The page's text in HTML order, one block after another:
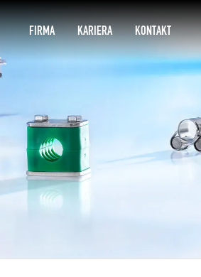
FIRMA KARIERA KONTAKT